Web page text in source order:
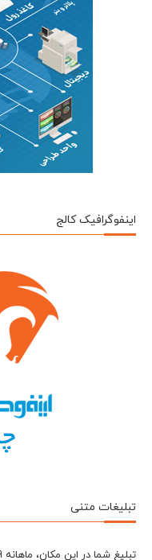
اینفوگرافیک کالج
تبلیغات متنی
تبلیغ شما در این مکان، ماهانه 149 هزار تومان